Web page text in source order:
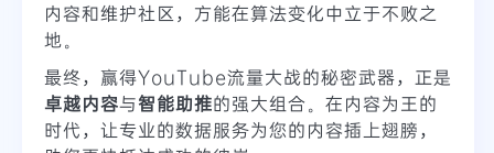
内容和维护社区，方能在算法变化中立于不败之
地。
最终，赢得YouTube流量大战的秘密武器，正是
卓越内容与智能助推的强大组合。在内容为王的
时代，让专业的数据服务为您的内容插上翅膀，